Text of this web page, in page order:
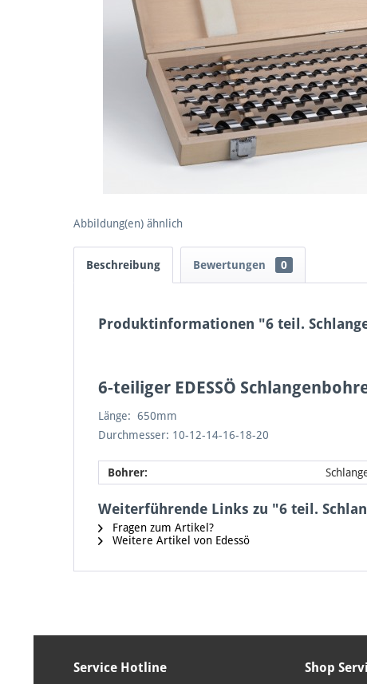
Abbildung(en) ähnlich
Beschreibung Bewertungen 0
Produktinformationen "6 teil.
6-teiliger EDESSÖ
Länge: 650mm
Durchmesser: 10-12-14-16-18-20
Bohrer:
Weiterführende Links zu "6 teil.
Fragen zum Artikel?
Weitere Artikel von Edessö
Service Hotline Shop